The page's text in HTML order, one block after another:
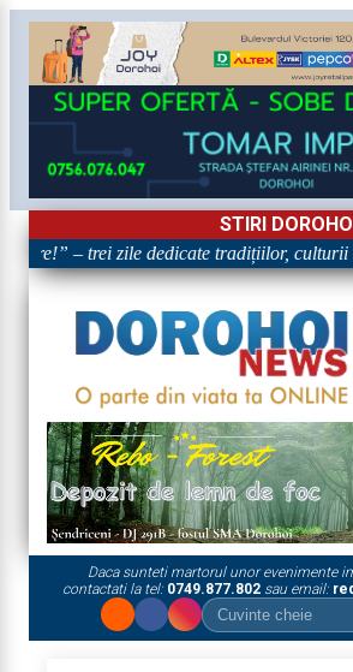
STIRI
– trei zile dedicate tradițiilor, culturii
Daca sunteti martorul unor evenimente
contactati la tel: 0749.877.802sau email: